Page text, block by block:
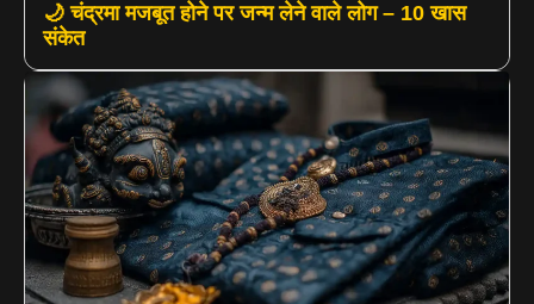
🌙 चंद्रमा मजबूत होने पर जन्म लेने वाले लोग – 10 खास
संकेत